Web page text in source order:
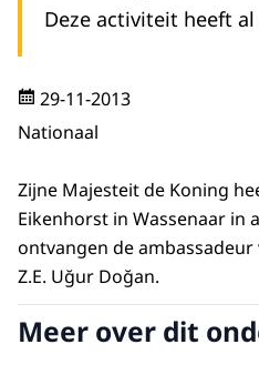
Deze activiteit heeft
29-11-2013
Nationaal
Zijne Majesteit de Koning
Eikenhorst in Wassenaar in
ontvangen de ambassadeur
Z.E. Uğur Doğan.
Meer over dit